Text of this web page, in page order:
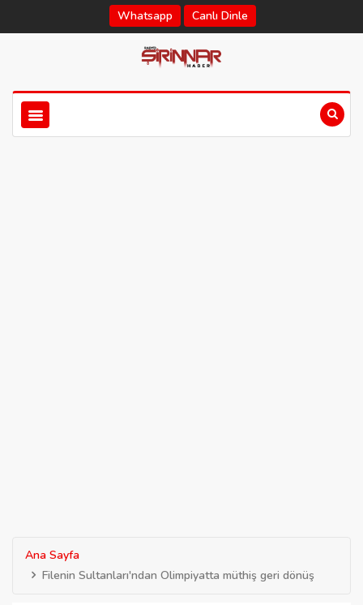
Whatsapp Canlı Dinle
Ana Sayfa
Filenin Sultanları'ndan Olimpiyatta müthiş geri dönüş